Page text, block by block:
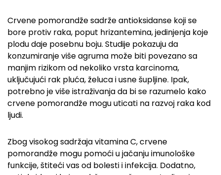
Crvene pomorandže sadrže antioksidanse koji se
bore protiv raka, poput hrizantemina, jedinjenja koje
plodu daje posebnu boju. Studije pokazuju da
konzumiranje više agruma može biti povezano sa
manjim rizikom od nekoliko vrsta karcinoma,
uključujući rak pluća, želuca i usne šupljine. Ipak,
potrebno je više istraživanja da bi se razumelo kako
crvene pomorandže mogu uticati na razvoj raka kod
ljudi.
Zbog visokog sadržaja vitamina C, crvene
pomorandže mogu pomoći u jačanju imunološke
funkcije, štiteći vas od bolesti i infekcija. Dodatno,